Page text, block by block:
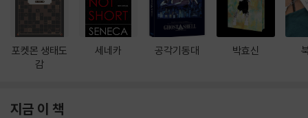
포켓몬 생태도
감
세네카 공각기동대 박효신
지금 이 책